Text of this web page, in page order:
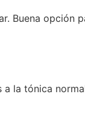
Buena opción
la tónica